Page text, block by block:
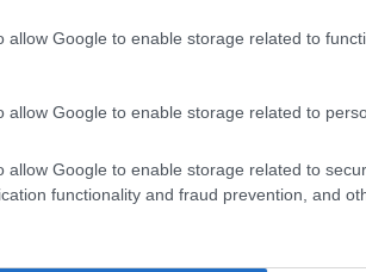
allow Google to enable storage related to
allow Google to enable storage related to
allow Google to enable storage related to
functionality and fraud prevention, and
per la loro attrattiva. Brera,
aumento della domanda, non solo
Gli immobili qui tendono a
investitori. Altre zone come Porta
a progetti di riqualificazione e